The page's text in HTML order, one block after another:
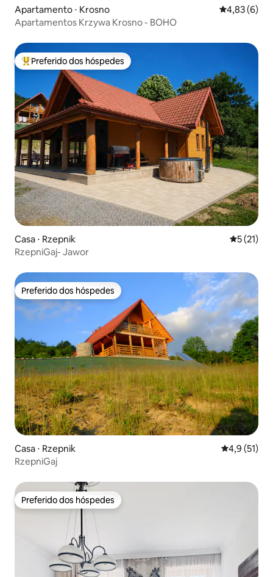
Apartamento ⋅ Krosno 4,83 de uma
4,83 (6)
Apartamentos Krzywa Krosno - BOHO
Entre os melhores preferidos dos hóspedes
Preferido dos hóspedes
Casa ⋅ Rzepnik 5 de uma
5 (21)
RzepniGaj- Jawor
Preferido dos hóspedes
Preferido dos hóspedes
Casa ⋅ Rzepnik 4,9 de uma
4,9 (51)
RzepniGaj
Preferido dos hóspedes
Preferido dos hóspedes